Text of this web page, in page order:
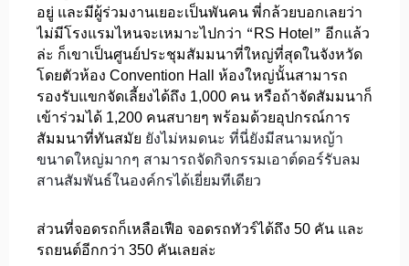
อยู่ และมีผู้ร่วมงานเยอะเป็นพันคน พี่กล้วยบอกเลยว่า
ไม่มีโรงแรมไหนจะเหมาะไปกว่า “ RS Hotel ” อีกแล้ว
ล่ะ ก็เขาเป็นศูนย์ประชุมสัมมนาที่ใหญ่ที่สุดในจังหวัด
โดยตัวห้อง Convention Hall ห้องใหญ่นั้นสามารถ
รองรับแขกจัดเลี้ยงได้ถึง 1,000 คน หรือถ้าจัดสัมมนาก็
เข้าร่วมได้ 1,200 คนสบายๆ พร้อมด้วยอุปกรณ์การ
สัมมนาที่ทันสมัย ยังไม่หมดนะ ที่นี่ยังมีสนามหญ้า
ขนาดใหญ่มากๆ สามารถจัดกิจกรรมเอาต์ดอร์รับลม
สานสัมพันธ์ในองค์กรได้เยี่ยมทีเดียว
ส่วนที่จอดรถก็เหลือเฟือ จอดรถทัวร์ได้ถึง 50 คัน และ
รถยนต์อีกกว่า 350 คันเลยล่ะ